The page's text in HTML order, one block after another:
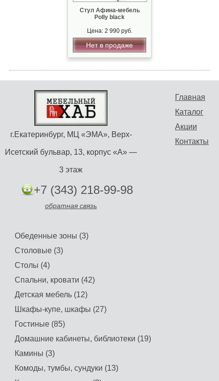
Стул Афина-мебель
Polly black
Цена: 2 990 руб.
Нет в продаже
Главная
Каталог
Акции
Контакты
г.Екатеринбург, МЦ «ЭМА», Верх-
Исетский бульвар, 13, корпус «А» —
3 этаж
+7 (343) 218-99-98
обратная связь
Обеденные зоны (3)
Столовые (3)
Столы (4)
Спальни, кровати (42)
Детская мебель (12)
Шкафы-купе, шкафы (27)
Гостиные (85)
Домашние кабинеты, библиотеки (19)
Камины (3)
Комоды, тумбы, сундуки (13)